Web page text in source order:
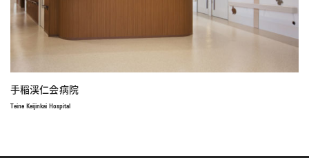
手稲渓仁会病院
Teine Keijinkai Hospital